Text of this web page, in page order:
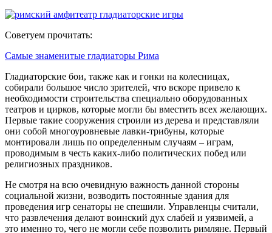
Советуем прочитать:
Самые знаменитые гладиаторы Рима
Гладиаторские бои, также как и гонки на колесницах,
собирали большое число зрителей, что вскоре привело к
необходимости строительства специально оборудованных
театров и цирков, которые могли бы вместить всех желающих.
Первые такие сооружения строили из дерева и представляли
они собой многоуровневые лавки-трибуны, которые
монтировали лишь по определенным случаям – играм,
проводимым в честь каких-либо политических побед или
религиозных праздников.
Не смотря на всю очевидную важность данной стороны
социальной жизни, возводить постоянные здания для
проведения игр сенаторы не спешили. Управленцы считали,
что развлечения делают воинский дух слабей и уязвимей, а
это именно то, чего не могли себе позволить римляне. Первый